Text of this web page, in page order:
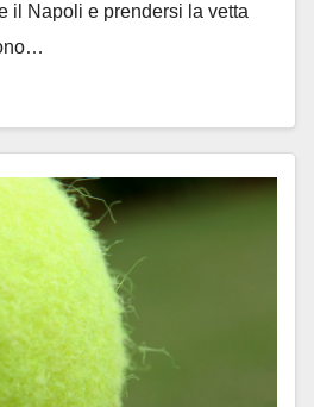
il Napoli e prendersi la vetta